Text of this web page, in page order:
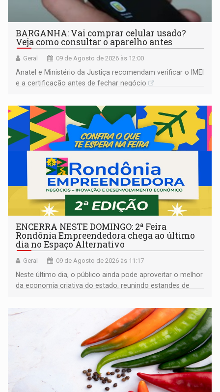
BARGANHA: Vai comprar celular usado?
Veja como consultar o aparelho antes
Geral 09 de Agosto de 2026 às 12:00
Anatel e Ministério da Justiça recomendam verificar o IMEI
e a certificação antes de fechar negócio
ENCERRA NESTE DOMINGO: 2ª Feira
Rondônia Empreendedora chega ao último
dia no Espaço Alternativo
Geral 09 de Agosto de 2026 às 11:17
Neste último dia, o público ainda pode aproveitar o melhor
da economia criativa do estado, reunindo estandes de